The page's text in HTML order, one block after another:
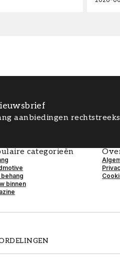
aanbiedingen
categorieën
binnen